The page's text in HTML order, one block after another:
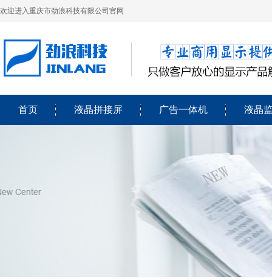
欢迎进入重庆市劲浪科技有限公司官网
首页 液晶拼接屏 广告一体机 液晶